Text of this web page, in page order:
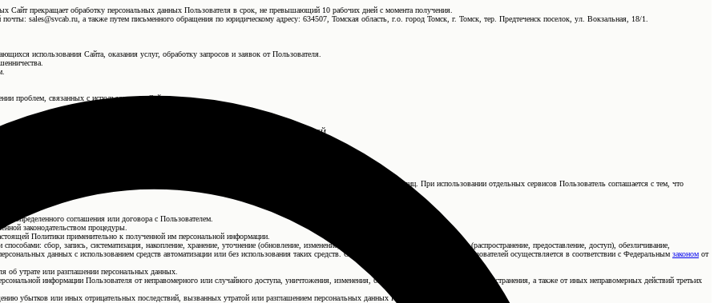
Сайт прекращает обработку персональных данных Пользователя в срок, не превышающий 10 рабочих дней с момента получения.
sales@svcab.ru, а также путем письменного обращения по юридическому адресу: 634507, Томская область, г.о. город Томск, г. Томск, тер. Предтеченск поселок, ул. Вокзальная, 18/1.
использования Сайта, оказания услуг, обработку запросов и заявок от Пользователя.
проблем, связанных с использованием Сайта.
3. УСЛОВИЯ ОБРАБОТКИ ПЕРСОНАЛЬНОЙ ИНФОРМАЦИИ ПОЛЬЗОВАТЕЛЕЙ
сервисов.
добровольного предоставления Пользователем информации о себе для общего доступа неограниченному кругу лиц. При использовании отдельных сервисов Пользователь соглашается с тем, что
определенного соглашения или договора с Пользователем.
законодательством процедуры.
Политики применительно к полученной им персональной информации.
сбор, запись, систематизация, накопление, хранение, уточнение (обновление, изменение), извлечение, использование, передача (распространение, предоставление, доступ), обезличивание,
данных с использованием средств автоматизации или без использования таких средств. Обработка персональных данных Пользователей осуществляется в соответствии с Федеральным законом от
об утрате или разглашении персональных данных.
информации Пользователя от неправомерного или случайного доступа, уничтожения, изменения, блокирования, копирования, распространения, а также от иных неправомерных действий третьих
убытков или иных отрицательных последствий, вызванных утратой или разглашением персональных данных Пользователя.